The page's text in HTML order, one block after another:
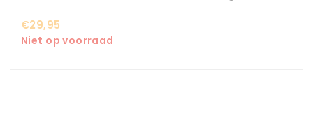
€29,95
Niet op voorraad